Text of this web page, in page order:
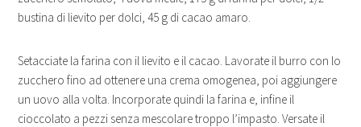
bustina di lievito per dolci, 45 g di cacao amaro.
Setacciate la farina con il lievito e il cacao. Lavorate il burro con lo
zucchero fino ad ottenere una crema omogenea, poi aggiungere
un uovo alla volta. Incorporate quindi la farina e, infine il
cioccolato a pezzi senza mescolare troppo l’impasto. Versate il